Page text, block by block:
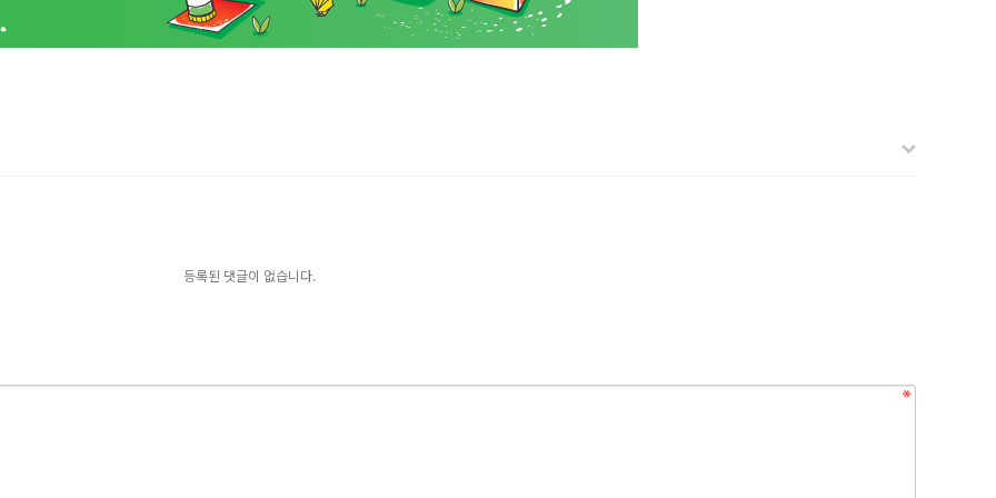
등록된 댓글이 없습니다.